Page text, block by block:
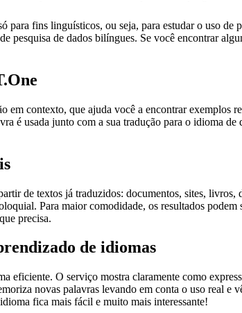
para fins linguísticos, ou seja, para estudar o uso
pesquisa de dados bilíngues. Se você encontrar
contexto, que ajuda você a encontrar exemplos
é usada junto com a sua tradução para o idioma
de textos já traduzidos: documentos, sites,
Para maior comodidade, os resultados
precisa.
de idiomas
eficiente. O serviço mostra claramente como
novas palavras levando em conta o uso real
fica mais fácil e muito mais interessante!